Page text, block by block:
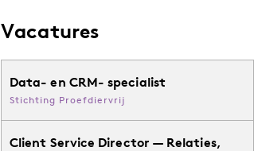
Vacatures
Data- en CRM- specialist
Stichting Proefdiervrij
Client Service Director — Relaties,